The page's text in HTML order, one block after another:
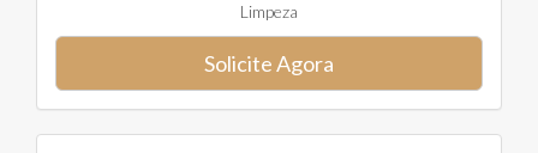
Limpeza
Solicite Agora